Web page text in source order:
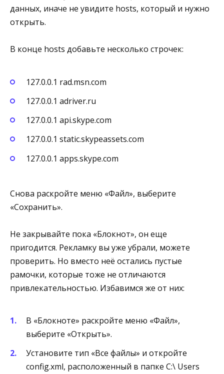
данных, иначе не увидите hosts, который и нужно
открыть.
В конце hosts добавьте несколько строчек:
127.0.0.1 rad.msn.com
127.0.0.1 adriver.ru
127.0.0.1 api.skype.com
127.0.0.1 static.skypeassets.com
127.0.0.1 apps.skype.com
Снова раскройте меню «Файл», выберите
«Сохранить».
Не закрывайте пока «Блокнот», он еще
пригодится. Рекламку вы уже убрали, можете
проверить. Но вместо неё остались пустые
рамочки, которые тоже не отличаются
привлекательностью. Избавимся же от них:
В «Блокноте» раскройте меню «Файл»,
выберите «Открыть».
Установите тип «Все файлы» и откройте
config.xml, расположенный в папке C:\ Users